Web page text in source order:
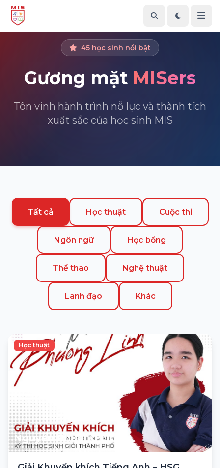
45 học sinh nổi bật
Gương mặt MISers
Tôn vinh hành trình nỗ lực và thành tích
xuất sắc của học sinh MIS
Tất cả Học thuật Cuộc thi
Ngôn ngữ Học bổng
Thể thao Nghệ thuật
Lãnh đạo Khác
Học thuật
Nguyễn Phương Linh